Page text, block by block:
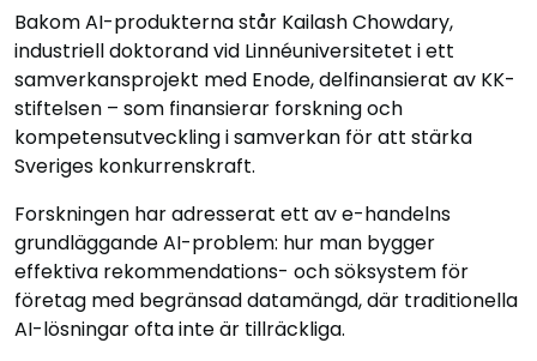
Bakom AI-produkterna står Kailash Chowdary,
industriell doktorand vid Linnéuniversitetet i ett
samverkansprojekt med Enode, delfinansierat av KK-
stiftelsen – som finansierar forskning och
kompetensutveckling i samverkan för att stärka
Sveriges konkurrenskraft.
Forskningen har adresserat ett av e-handelns
grundläggande AI-problem: hur man bygger
effektiva rekommendations- och söksystem för
företag med begränsad datamängd, där traditionella
AI-lösningar ofta inte är tillräckliga.